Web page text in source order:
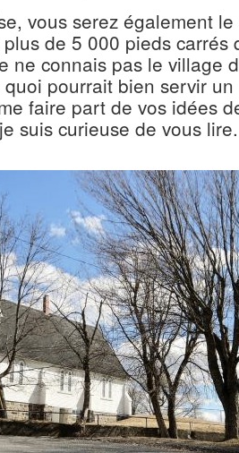
vous serez également
de 5 000 pieds carrés
ne connais pas le village
pourrait bien servir
faire part de vos idées
suis curieuse de vous lire.